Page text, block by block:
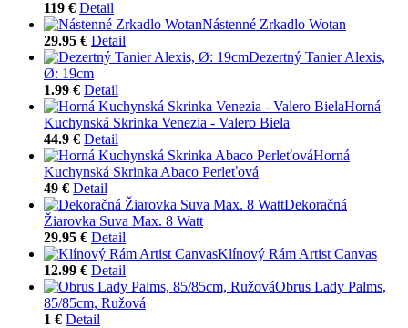
119 € Detail
Nástenné Zrkadlo Wotan
29.95 € Detail
Dezertný Tanier Alexis,
Ø: 19cm
1.99 € Detail
Horná
Kuchynská Skrinka Venezia - Valero Biela
44.9 € Detail
Horná
Kuchynská Skrinka Abaco Perleťová
49 € Detail
Dekoračná
Žiarovka Suva Max. 8 Watt
29.95 € Detail
Klínový Rám Artist Canvas
12.99 € Detail
Obrus Lady Palms,
85/85cm, Ružová
1 € Detail